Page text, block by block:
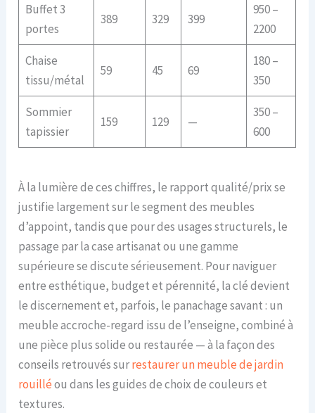
Buffet 3
portes
389 329 399
950 –
2200
Chaise
tissu/métal
59 45 69
180 –
350
Sommier
tapissier
159 129 —
350 –
600
À la lumière de ces chiffres, le rapport qualité/prix se
justifie largement sur le segment des meubles
d’appoint, tandis que pour des usages structurels, le
passage par la case artisanat ou une gamme
supérieure se discute sérieusement. Pour naviguer
entre esthétique, budget et pérennité, la clé devient
le discernement et, parfois, le panachage savant : un
meuble accroche-regard issu de l’enseigne, combiné à
une pièce plus solide ou restaurée — à la façon des
conseils retrouvés surrestaurer un meuble de jardin
rouilléou dans les guides de choix de couleurs et
textures.